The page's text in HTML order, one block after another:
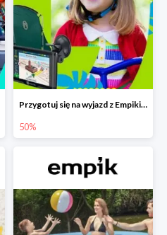
Przygotuj się na wyjazd z Empikiem - rabaty do -50%
50%